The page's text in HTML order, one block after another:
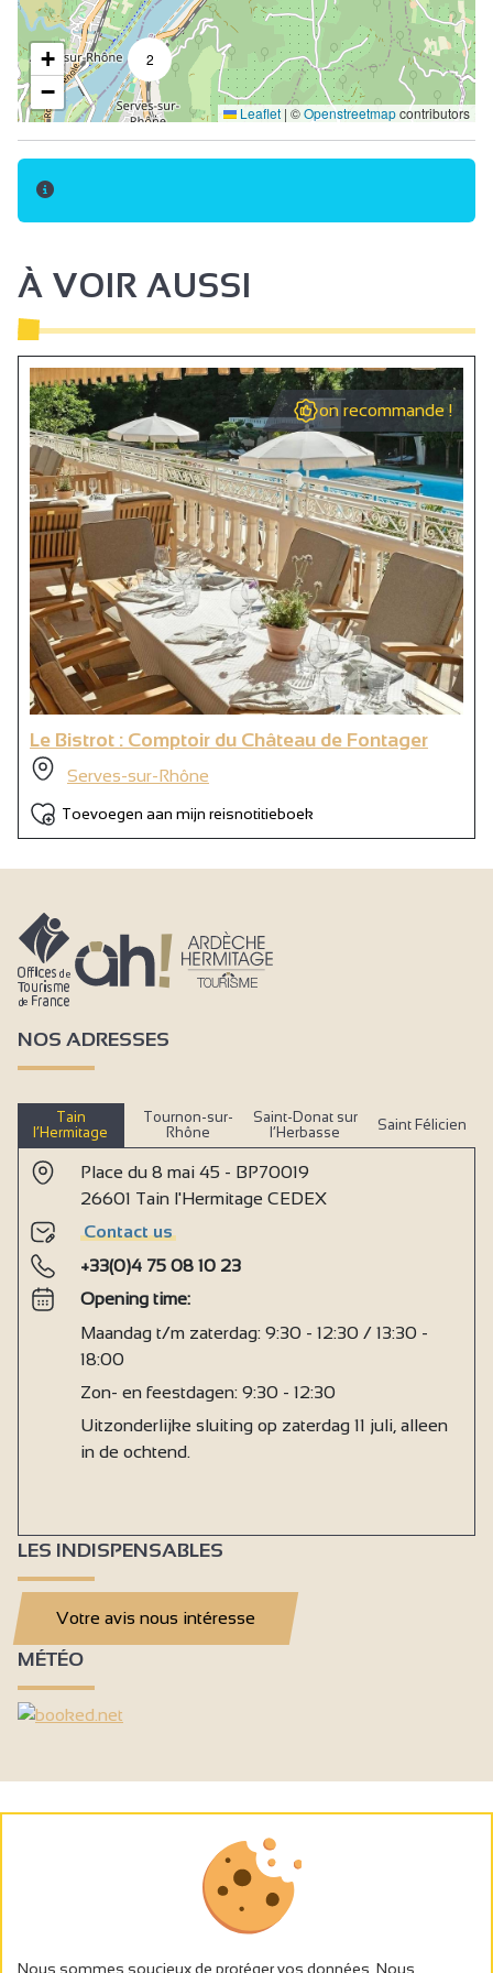
2
+
−
Leaflet | ©Openstreetmapcontributors
À VOIR AUSSI
on recommande !
Le Bistrot : Comptoir du Château de Fontager
Serves-sur-Rhône
Toevoegen aan mijn reisnotitieboek
NOS ADRESSES
Tain
l’Hermitage
Tournon-sur-
Rhône
Saint-Donat sur
l’Herbasse
Saint Félicien
Place du 8 mai 45 - BP70019
26601 Tain l'Hermitage CEDEX
Contact us
+33(0)4 75 08 10 23
Opening time:
Maandag t/m zaterdag: 9:30 - 12:30 / 13:30 -
18:00
Zon- en feestdagen: 9:30 - 12:30
Uitzonderlijke sluiting op zaterdag 11 juli, alleen
in de ochtend.
LES INDISPENSABLES
Votre avis nous intéresse
MÉTÉO
Nous sommes soucieux de protéger vos données. Nous